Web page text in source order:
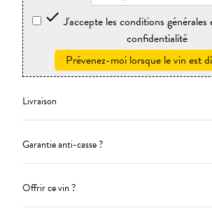
 J'accepte les conditions
confidentialité
Prévenez-moi lorsque le vin est
Livraison
Garantie anti-casse ?
Offrir ce vin ?